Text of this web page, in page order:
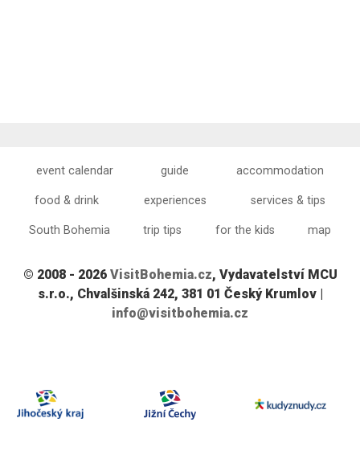
event calendar guide accommodation
food & drink experiences services & tips
South Bohemia trip tips for the kids map
© 2008 - 2026 VisitBohemia.cz, Vydavatelství MCU
s.r.o., Chvalšinská 242, 381 01 Český Krumlov |
info@visitbohemia.cz